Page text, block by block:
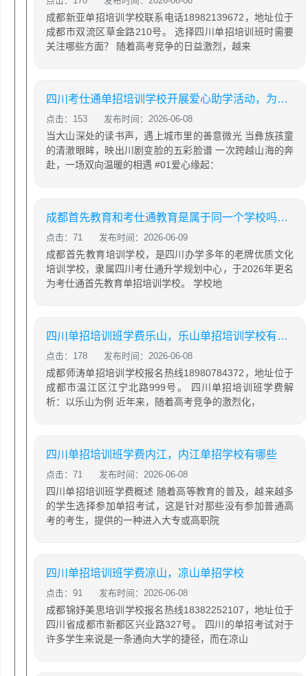
成都新亚单招培训学校联系电话18982139672，地址位于
成都市双流区草金路210号。 选择四川单招培训班时需要
关注哪些方面？ 随着高考竞争的日益激烈，越来
四川考仕通单招培训学校开展爱心助学活动，为彝乡学子捐赠新课桌并带来非遗展演
点击：153 发布时间：2026-06-08
当大山深处的读书声，遇上城市里的善意微光 当彝族孩童
的清澈眼眸，映出川剧变脸的五彩脸谱 一次跨越山海的奔
赴，一场双向温暖的相遇 #01爱心缘起：
成都首先教育和考仕通教育是属于同一个学校吗？两者有什么关系
点击：71 发布时间：2026-06-09
成都首先教育培训学校，是四川办学多年的老牌优质文化
培训学校，隶属四川考仕通升学规划中心，于2026年更名
为考仕通首先教育单招培训学校。 学校地
四川单招培训班学费乐山，乐山单招培训学校有哪些
点击：178 发布时间：2026-06-08
成都师涛单招培训学校报名热线18980784372，地址位于
成都市温江区江宁北路999号。 四川单招培训班学费解
析：以乐山为例 近年来，随着高考竞争的激烈化，
四川单招培训班学费内江，内江单招学校有哪些
点击：71 发布时间：2026-06-08
四川单招培训班学费概述 随着高等教育的普及，越来越多
的学生选择参加单招考试，这是针对那些没有参加普通高
考的考生，提供的一种进入大专或高职院
四川单招培训班学费凉山，凉山单招学校
点击：91 发布时间：2026-06-08
成都锦妤美思培训学校报名热线18382252107，地址位于
四川省成都市新都区兴业路327号。 四川的单招考试对于
许多学生来说是一条通向大学的捷径，而在凉山